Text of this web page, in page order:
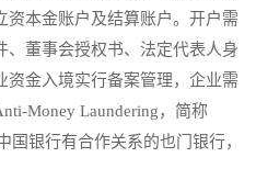
资本金账户及结算账户。开户需
、董事会授权书、法定代表人身
资金入境实行备案管理，企业需
Money Laundering，简称
银行有合作关系的也门银行，